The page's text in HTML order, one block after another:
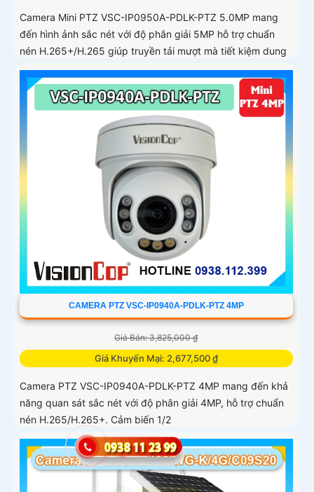
Camera Mini PTZ VSC-IP0950A-PDLK-PTZ 5.0MP mang
đến hình ảnh sắc nét với độ phân giải 5MP hỗ trợ chuẩn
nén H.265+/H.265 giúp truyền tải mượt mà tiết kiệm dung
lượng
CAMERA PTZ VSC-IP0940A-PDLK-PTZ 4MP
Giá Bán: 3,825,000 ₫
Giá Khuyến Mại: 2,677,500 ₫
Camera PTZ VSC-IP0940A-PDLK-PTZ 4MP mang đến khả
năng quan sát sắc nét với độ phân giải 4MP, hỗ trợ chuẩn
nén H.265/H.265+. Cảm biến 1/2